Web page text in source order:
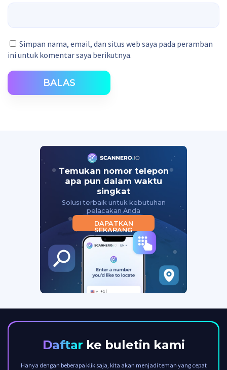
Simpan nama, email, dan situs web saya pada peramban
ini untuk komentar saya berikutnya.
BALAS
Temukan nomor telepon
apa pun dalam waktu
singkat
Solusi terbaik untuk kebutuhan
pelacakan Anda
DAPATKAN
SEKARANG
Daftar ke buletin kami
Hanya dengan beberapa klik saja, kita akan menjadi teman yang cepat